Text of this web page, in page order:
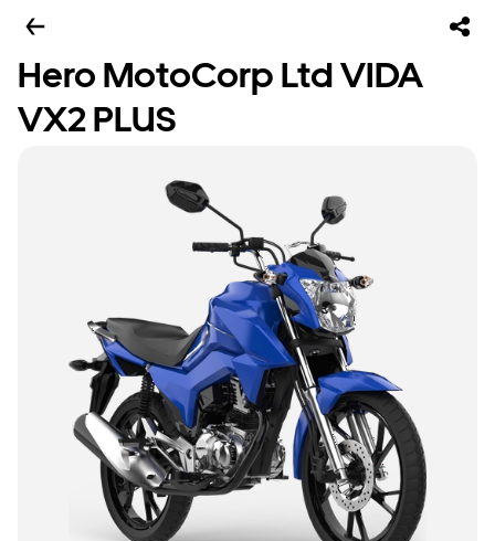
Hero MotoCorp Ltd VIDA
VX2 PLUS